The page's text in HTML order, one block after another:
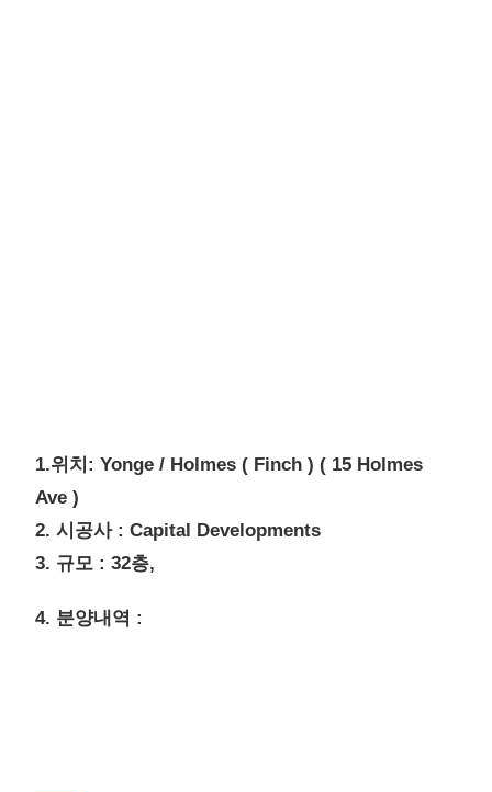
1.위치: Yonge / Holmes ( Finch ) ( 15 Holmes
Ave )
2. 시공사 : Capital Developments
3. 규모 : 32층,
4. 분양내역 :